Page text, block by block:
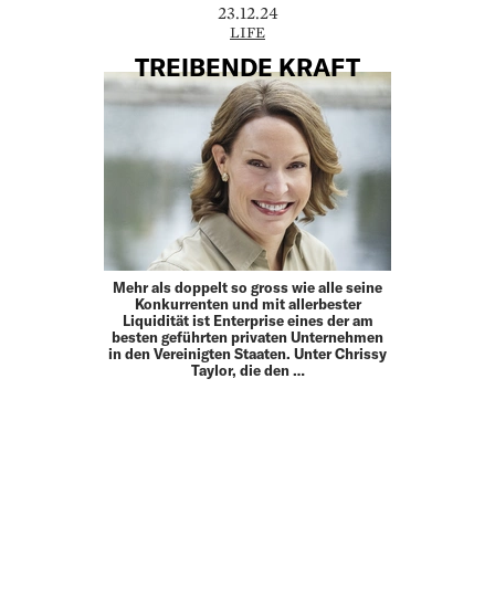
23.12.24
LIFE
TREIBENDE KRAFT
Mehr als doppelt so gross wie alle seine
Konkurrenten und mit allerbester
Liquidität ist Enterprise eines der am
besten geführten privaten Unternehmen
in den Vereinigten Staaten. Unter Chrissy
Taylor, die den …